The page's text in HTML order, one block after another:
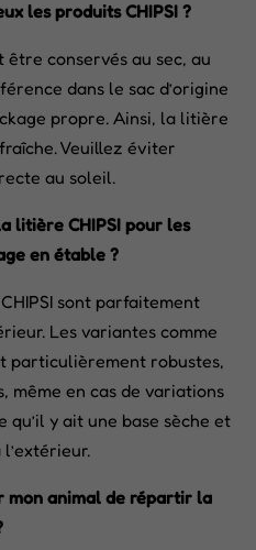
les produits CHIPSI ?
être conservés au sec, au
dans le sac d’origine
propre. Ainsi, la litière
Veuillez éviter
au soleil.
litière CHIPSI pour les
en étable ?
sont parfaitement
Les variantes comme
particulièrement robustes,
même en cas de variations
qu’il y ait une base sèche et
mon animal de répartir la